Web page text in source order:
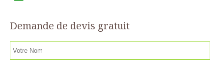
Demande de devis gratuit